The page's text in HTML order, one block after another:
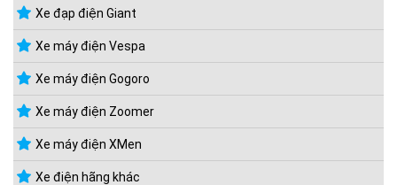
Xe đạp điện Giant
Xe máy điện Vespa
Xe máy điện Gogoro
Xe máy điện Zoomer
Xe máy điện XMen
Xe điện hãng khác